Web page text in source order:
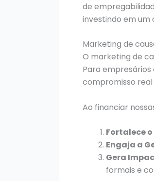
de
investindo em um
Marketing de
O marketing de
Para
compromisso real
Ao financiar
Fortalece
Engaja a
Gera
formais e